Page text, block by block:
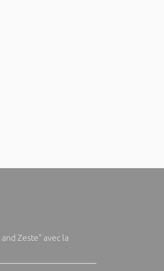
Zeste" avec la